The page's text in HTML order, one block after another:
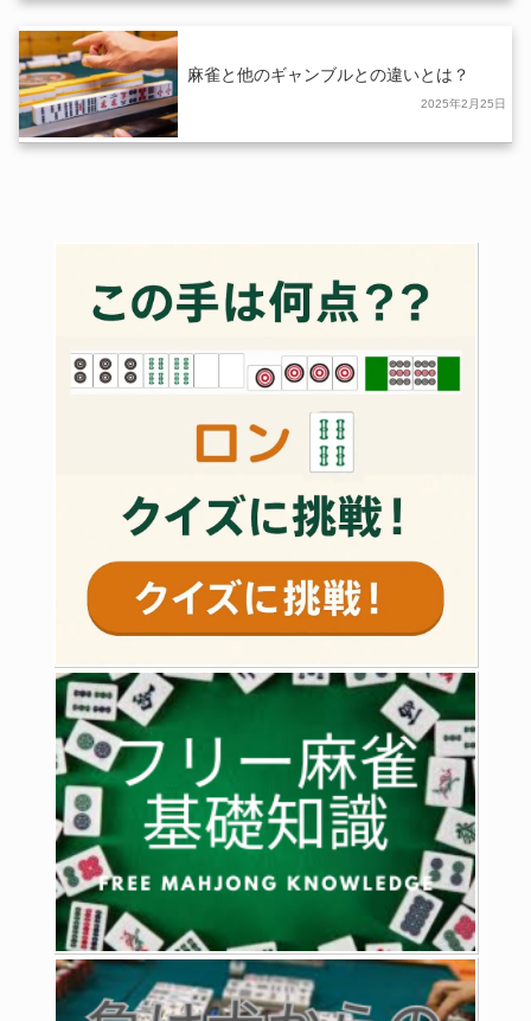
麻雀と他のギャンブルとの違いとは？
2025年2月25日